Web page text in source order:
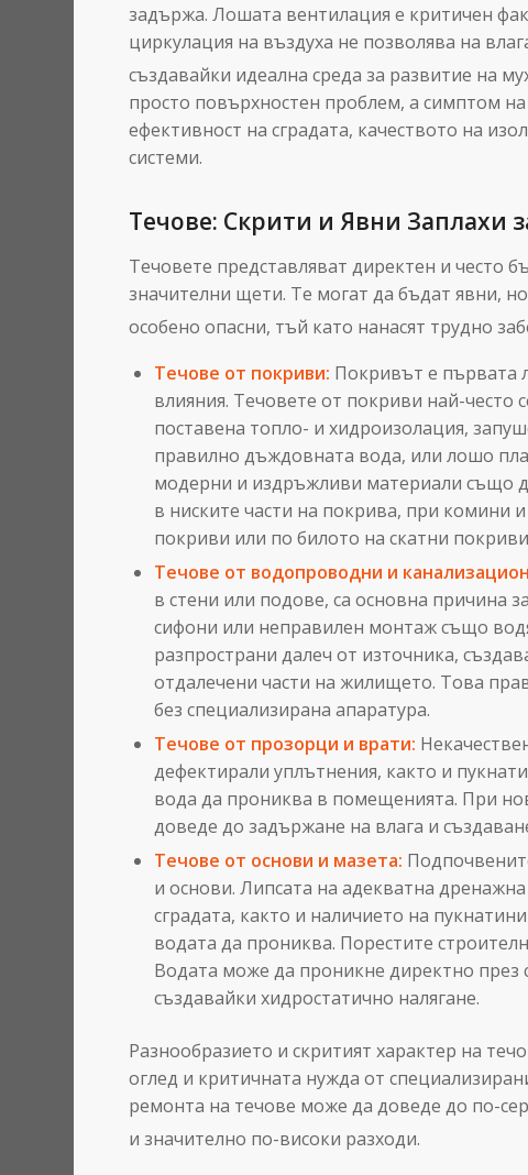
задържа. Лошата вентилация е критичен
циркулация на въздуха не позволява на
създавайки идеална среда за развитие на
просто повърхностен проблем, а симптом
ефективност на сградата, качеството на
системи.
Течове: Скрити и Явни Заплахи
Течовете представляват директен и често
значителни щети. Те могат да бъдат явни,
особено опасни, тъй като нанасят трудно
Течове от покриви: Покривът е първата
влияния. Течовете от покриви най-
поставена топло- и хидроизолация,
правилно дъждовната вода, или лошо
модерни и издръжливи материали също
в ниските части на покрива, при комини
покриви или по билото на скатни
Течове от водопроводни и
в стени или подове, са основна причина
сифони или неправилен монтаж също
разпространи далеч от източника,
отдалечени части на жилището. Това
без специализирана апаратура.
Течове от прозорци и врати:
дефектирали уплътнения, както и
вода да прониква в помещенията. При
доведе до задържане на влага и
Течове от основи и мазета:
и основи. Липсата на адекватна
сградата, както и наличието на
водата да прониква. Порестите
Водата може да проникне директно през
създавайки хидростатично налягане.
Разнообразието и скритият характер на
оглед и критичната нужда от
ремонта на течове може да доведе до по-
и значително по-високи разходи.